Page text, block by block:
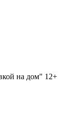
на дом" 12+